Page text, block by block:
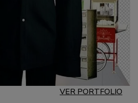
VER PORTFOLIO